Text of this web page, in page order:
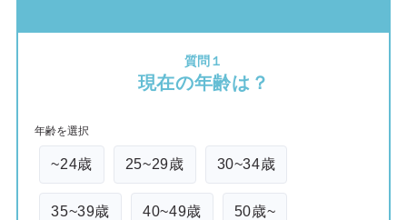
質問１
現在の年齢は？
年齢を選択
~24歳 25~29歳 30~34歳
35~39歳 40~49歳 50歳~